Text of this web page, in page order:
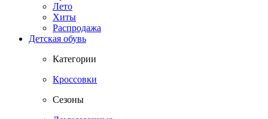
Лето
Хиты
Распродажа
Детская обувь
Категории
Кроссовки
Сезоны